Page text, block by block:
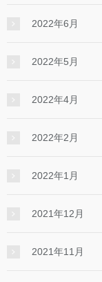
2022年6月
2022年5月
2022年4月
2022年2月
2022年1月
2021年12月
2021年11月